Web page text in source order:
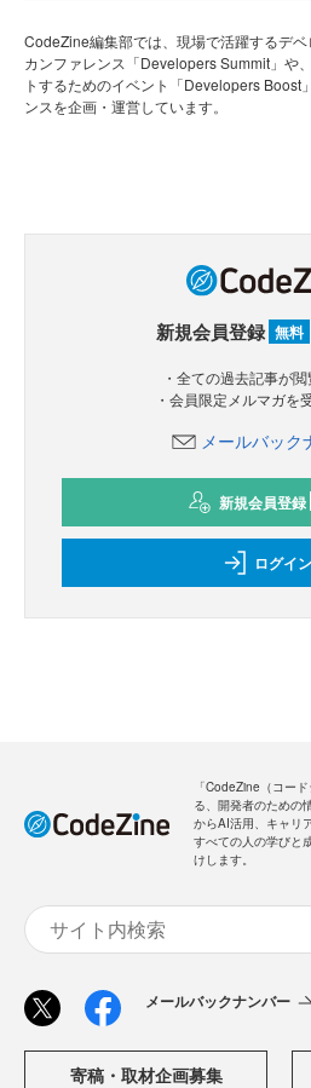
CodeZine編集部では、現場で活躍するデ
カンファレンス「Developers Summit」や
トするためのイベント「Developers Boost
ンスを企画・運営しています。
新規会員登録 無料
・全ての過去記事が
・会員限定メルマガを
メールバック
新規会員登録
ログイン
「CodeZine（コー
る、開発者のための
からAI活用、キャリ
すべての人の学びと
けします。
メールバックナンバー
寄稿・取材企画募集